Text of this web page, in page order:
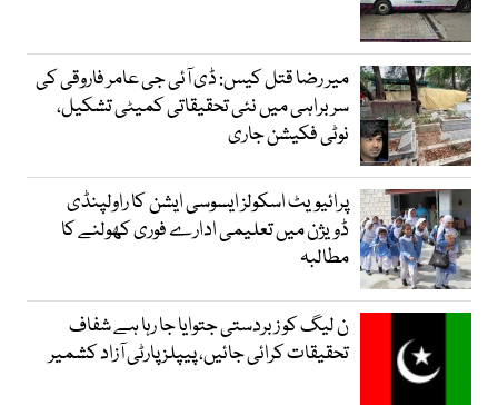
میر رضا قتل کیس: ڈی آئی جی عامر فاروقی کی
سربراہی میں نئی تحقیقاتی کمیٹی تشکیل،
نوٹی فکیشن جاری
پرائیویٹ اسکولز ایسوسی ایشن کا راولپنڈی
ڈویژن میں تعلیمی ادارے فوری کھولنے کا
مطالبہ
ن لیگ کو زبردستی جتوایا جا رہا ہے شفاف
تحقیقات کرائی جائیں، پیپلز پارٹی آزاد کشمیر